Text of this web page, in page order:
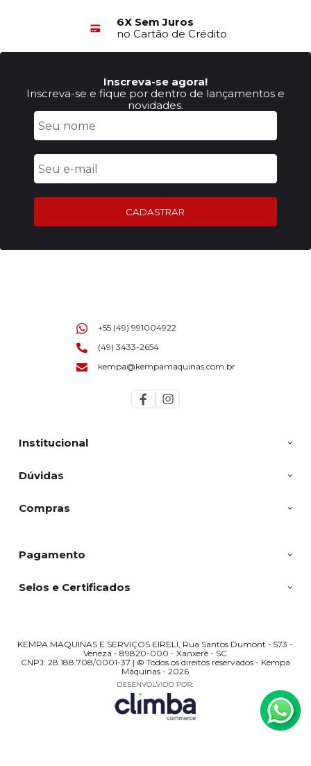
6X Sem Juros
no Cartão de Crédito
Inscreva-se agora!
Inscreva-se e fique por dentro de lançamentos e
novidades.
CADASTRAR
Institucional
Dúvidas
Compras
+55 (49) 991004922
(49) 3433-2654
kempa@kempamaquinas.com.br
Pagamento
Selos e Certificados
KEMPA MAQUINAS E SERVIÇOS EIRELI, Rua Santos Dumont - 573 -
Veneza - 89820-000 - Xanxerê - SC
CNPJ: 28.188.708/0001-37 | © Todos os direitos reservados - Kempa
Máquinas - 2026